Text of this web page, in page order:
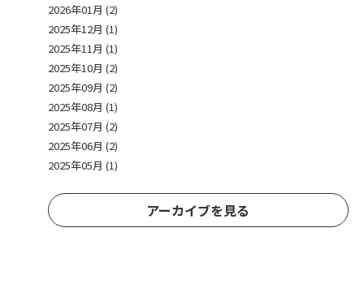
2026年01月 (2)
2025年12月 (1)
2025年11月 (1)
2025年10月 (2)
2025年09月 (2)
2025年08月 (1)
2025年07月 (2)
2025年06月 (2)
2025年05月 (1)
アーカイブを見る